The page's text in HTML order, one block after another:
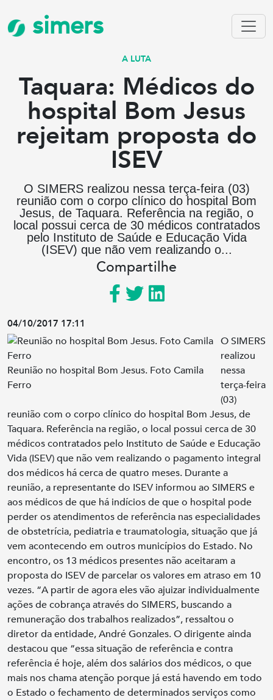
simers
A LUTA
Taquara: Médicos do
hospital Bom Jesus
rejeitam proposta do
ISEV
O SIMERS realizou nessa terça-feira (03)
reunião com o corpo clínico do hospital Bom
Jesus, de Taquara. Referência na região, o
local possui cerca de 30 médicos contratados
pelo Instituto de Saúde e Educação Vida
(ISEV) que não vem realizando o...
Compartilhe
04/10/2017 17:11
Reunião no hospital Bom Jesus. Foto Camila
Ferro
O SIMERS
realizou
nessa
terça-feira
(03)
reunião com o corpo clínico do hospital Bom Jesus, de
Taquara. Referência na região, o local possui cerca de 30
médicos contratados pelo Instituto de Saúde e Educação
Vida (ISEV) que não vem realizando o pagamento integral
dos médicos há cerca de quatro meses. Durante a
reunião, a representante do ISEV informou ao SIMERS e
aos médicos de que há indícios de que o hospital pode
perder os atendimentos de referência nas especialidades
de obstetrícia, pediatria e traumatologia, situação que já
vem acontecendo em outros municípios do Estado. No
encontro, os 13 médicos presentes não aceitaram a
proposta do ISEV de parcelar os valores em atraso em 10
vezes. “A partir de agora eles vão ajuizar individualmente
ações de cobrança através do SIMERS, buscando a
remuneração dos trabalhos realizados”, ressaltou o
diretor da entidade, André Gonzales. O dirigente ainda
destacou que “essa situação de referência e contra
referência é hoje, além dos salários dos médicos, o que
mais nos chama atenção porque já está havendo em todo
o Estado o fechamento de determinados serviços como